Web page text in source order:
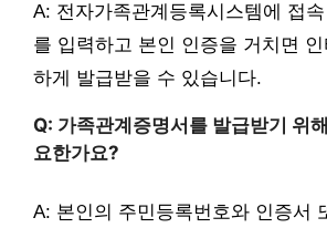
A: 전자가족관계등록시스템에 접
를 입력하고 본인 인증을 거치면
하게 발급받을 수 있습니다.
Q: 가족관계증명서를 발급받기 위
요한가요?
A: 본인의 주민등록번호와 인증서